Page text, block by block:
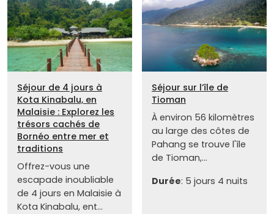
Séjour de 4 jours à
Kota Kinabalu, en
Malaisie : Explorez les
trésors cachés de
Bornéo entre mer et
traditions
Offrez-vous une
escapade inoubliable
de 4 jours en Malaisie à
Kota Kinabalu, ent...
Séjour sur l’île de
Tioman
À environ 56 kilomètres
au large des côtes de
Pahang se trouve l'île
de Tioman,...
Durée: 5 jours 4 nuits